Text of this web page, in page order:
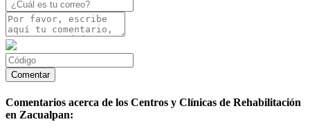
Comentarios acerca de los Centros y Clínicas de Rehabilitación
en Zacualpan: